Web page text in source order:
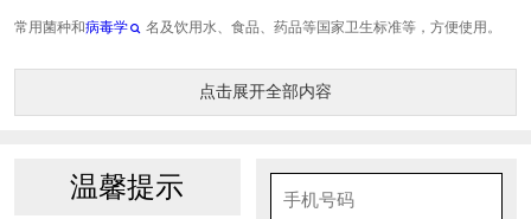
常用菌种和病毒学 名及饮用水、食品、药品等国家卫生标准等，方便使用。
点击展开全部内容
温馨提示